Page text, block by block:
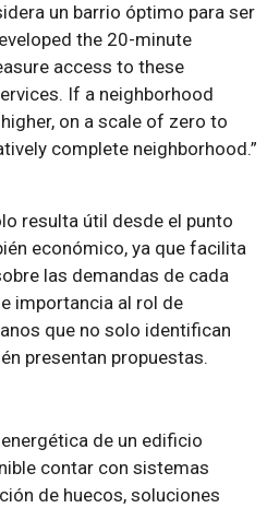
un barrio óptimo para ser
the 20-minute
access to these
If a neighborhood
on a scale of zero to
complete neighborhood.”
resulta útil desde el punto
económico, ya que facilita
las demandas de cada
importancia al rol de
que no solo identifican
presentan propuestas.
de un edificio
contar con sistemas
de huecos, soluciones